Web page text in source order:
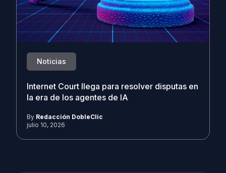
Noticias
Internet Court llega para resolver disputas en
la era de los agentes de IA
By Redacción DobleClic
julio 10, 2026